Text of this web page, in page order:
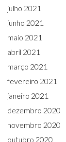
julho 2021
junho 2021
maio 2021
abril 2021
março 2021
fevereiro 2021
janeiro 2021
dezembro 2020
novembro 2020
outubro 2020